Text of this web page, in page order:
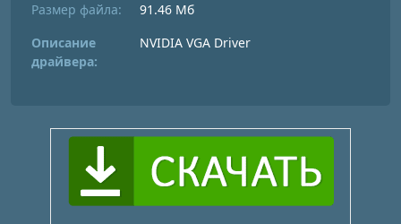
Размер файла:
91.46 Мб
Описание
драйвера:
NVIDIA VGA Driver